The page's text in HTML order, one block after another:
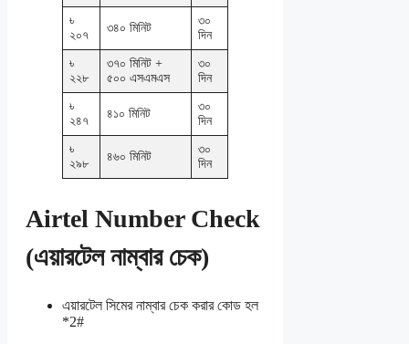
৳
২০৭
৩৪০ মিনিট
৩০
দিন
৳
২২৮
৩৭০ মিনিট +
৫০০ এসএমএস
৩০
দিন
৳
২৪৭
৪১০ মিনিট
৩০
দিন
৳
২৯৮
৪৬০ মিনিট
৩০
দিন
Airtel Number Check
(এয়ারটেল নাম্বার চেক)
এয়ারটেল সিমের নাম্বার চেক করার কোড হল
*2#